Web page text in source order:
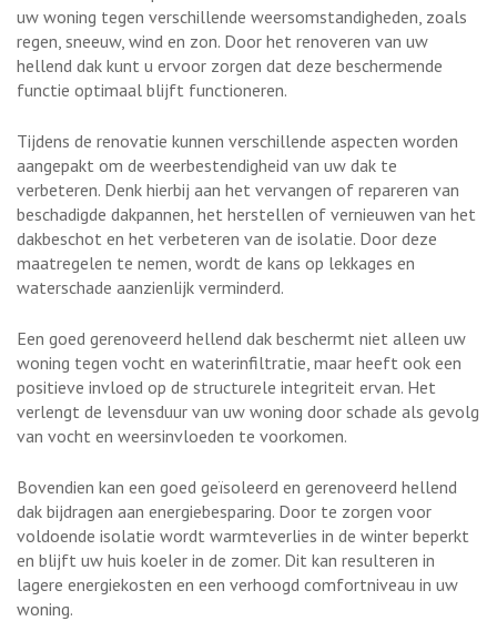
uw woning tegen verschillende weersomstandigheden, zoals
regen, sneeuw, wind en zon. Door het renoveren van uw
hellend dak kunt u ervoor zorgen dat deze beschermende
functie optimaal blijft functioneren.
Tijdens de renovatie kunnen verschillende aspecten worden
aangepakt om de weerbestendigheid van uw dak te
verbeteren. Denk hierbij aan het vervangen of repareren van
beschadigde dakpannen, het herstellen of vernieuwen van het
dakbeschot en het verbeteren van de isolatie. Door deze
maatregelen te nemen, wordt de kans op lekkages en
waterschade aanzienlijk verminderd.
Een goed gerenoveerd hellend dak beschermt niet alleen uw
woning tegen vocht en waterinfiltratie, maar heeft ook een
positieve invloed op de structurele integriteit ervan. Het
verlengt de levensduur van uw woning door schade als gevolg
van vocht en weersinvloeden te voorkomen.
Bovendien kan een goed geïsoleerd en gerenoveerd hellend
dak bijdragen aan energiebesparing. Door te zorgen voor
voldoende isolatie wordt warmteverlies in de winter beperkt
en blijft uw huis koeler in de zomer. Dit kan resulteren in
lagere energiekosten en een verhoogd comfortniveau in uw
woning.